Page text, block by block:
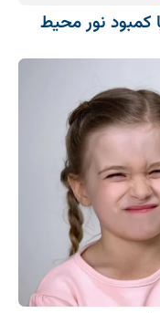
کمبود نور محیط